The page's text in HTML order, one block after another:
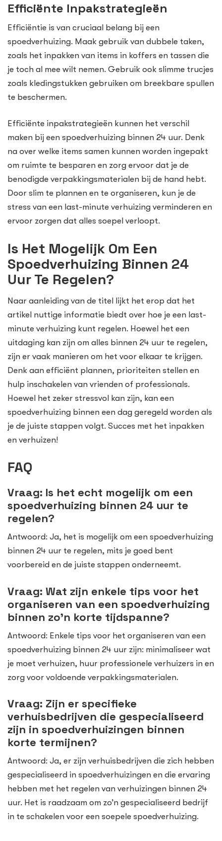
Efficiënte Inpakstrategieën
Efficiëntie is van cruciaal belang bij een
spoedverhuizing. Maak gebruik van dubbele taken,
zoals het inpakken van items in koffers en tassen die
je toch al mee wilt nemen. Gebruik ook slimme trucjes
zoals kledingstukken gebruiken om breekbare spullen
te beschermen.
Efficiënte inpakstrategieën kunnen het verschil
maken bij een spoedverhuizing binnen 24 uur. Denk
na over welke items samen kunnen worden ingepakt
om ruimte te besparen en zorg ervoor dat je de
benodigde verpakkingsmaterialen bij de hand hebt.
Door slim te plannen en te organiseren, kun je de
stress van een last-minute verhuizing verminderen en
ervoor zorgen dat alles soepel verloopt.
Is Het Mogelijk Om Een
Spoedverhuizing Binnen 24
Uur Te Regelen?
Naar aanleiding van de titel lijkt het erop dat het
artikel nuttige informatie biedt over hoe je een last-
minute verhuizing kunt regelen. Hoewel het een
uitdaging kan zijn om alles binnen 24 uur te regelen,
zijn er vaak manieren om het voor elkaar te krijgen.
Denk aan efficiënt plannen, prioriteiten stellen en
hulp inschakelen van vrienden of professionals.
Hoewel het zeker stressvol kan zijn, kan een
spoedverhuizing binnen een dag geregeld worden als
je de juiste stappen volgt. Succes met het inpakken
en verhuizen!
FAQ
Vraag: Is het echt mogelijk om een
spoedverhuizing binnen 24 uur te
regelen?
Antwoord: Ja, het is mogelijk om een spoedverhuizing
binnen 24 uur te regelen, mits je goed bent
voorbereid en de juiste stappen onderneemt.
Vraag: Wat zijn enkele tips voor het
organiseren van een spoedverhuizing
binnen zo’n korte tijdspanne?
Antwoord: Enkele tips voor het organiseren van een
spoedverhuizing binnen 24 uur zijn: minimaliseer wat
je moet verhuizen, huur professionele verhuizers in en
zorg voor voldoende verpakkingsmaterialen.
Vraag: Zijn er specifieke
verhuisbedrijven die gespecialiseerd
zijn in spoedverhuizingen binnen
korte termijnen?
Antwoord: Ja, er zijn verhuisbedrijven die zich hebben
gespecialiseerd in spoedverhuizingen en die ervaring
hebben met het regelen van verhuizingen binnen 24
uur. Het is raadzaam om zo’n gespecialiseerd bedrijf
in te schakelen voor een soepele spoedverhuizing.